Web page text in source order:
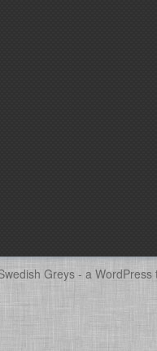
Greys - aWordPress